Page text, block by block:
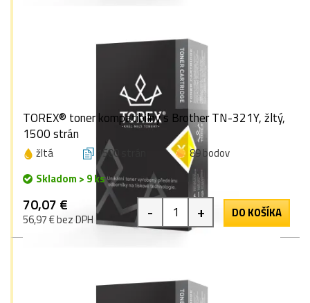
TOREX® toner kompatibilný s Brother TN-321Y, žltý,
1500 strán
žltá 1500 strán
89 bodov
Skladom > 9 ks
70,07 €
56,97 € bez DPH - + DO KOŠÍKA